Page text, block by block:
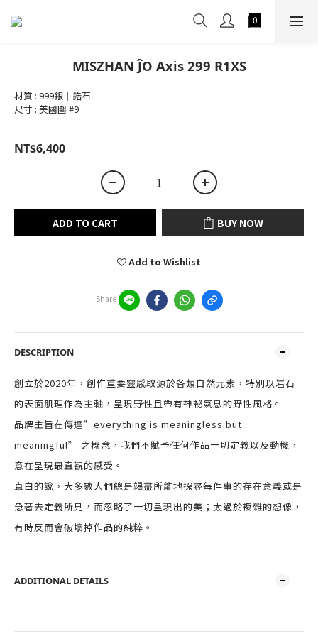
MISZHAN ĴO Axis 299 R1XS
材質 : 999銀｜鋯石
尺寸 : 美國圍 #9
NT$6,400
ADD TO CART BUY NOW
Add to Wishlist
Share
DESCRIPTION
創立於2020年，創作重要靈感取源於各類自然元素，特別以岩石
的表面肌理作為主軸，呈現野性且帶有神祕氣息的野性風格。
品牌主旨在傳達”everything is meaningless but
meaningful” 之概念，我們不賦予任何作品一切定義以及動機，
意在呈現最直觀的感受。
直白的說，大多數人們總是竭盡所能地探尋每件事的存在意義或是
急著去定義所見，而忽略了一切呈現出的美；太過於複雜的想像，
有時反而會破壞掉作品的純粹。
ADDITIONAL DETAILS